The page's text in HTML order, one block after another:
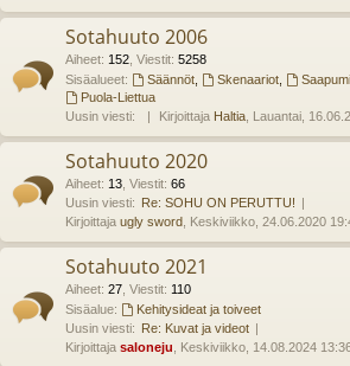
Sotahuuto 2006
Aiheet: 152 Viestit: 5258
Sisäalueet:
Säännöt, Skenaariot,
Puola-Liettua
Uusin viesti:
Kirjoittaja Haltia , Lauantai,
Sotahuuto 2020
Aiheet: 13 Viestit: 66
Uusin viesti: Re: SOHU ON PERUTTU!
Kirjoittaja ugly sword , Keskiviikko, 24.06.2020
Sotahuuto 2021
Aiheet: 27 Viestit: 110
Sisäalue:
Kehitysideat ja toiveet
Uusin viesti: Re: Kuvat ja videot
Kirjoittaja saloneju , Keskiviikko, 14.08.2024